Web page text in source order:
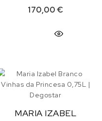
170,00€
MARIA IZABEL